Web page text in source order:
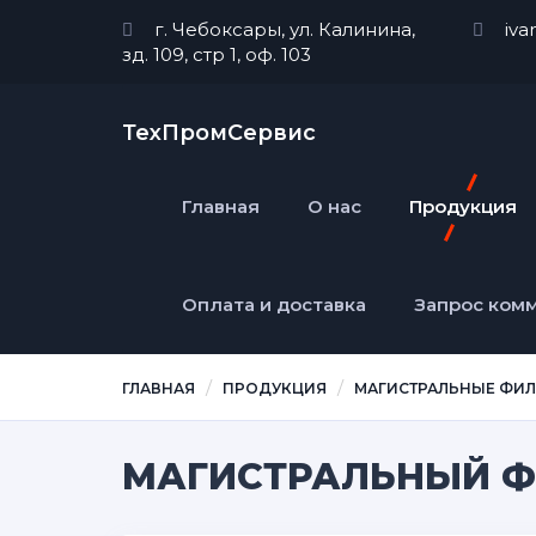
г. Чебоксары, ул. Калинина,
зд. 109, стр 1, оф. 103
ТехПромСервис
Главная О нас Продукция
Оплата и доставка Запрос
ГЛАВНАЯ ПРОДУКЦИЯ МАГИСТРАЛЬНЫЕ
МАГИСТРАЛЬНЫЙ